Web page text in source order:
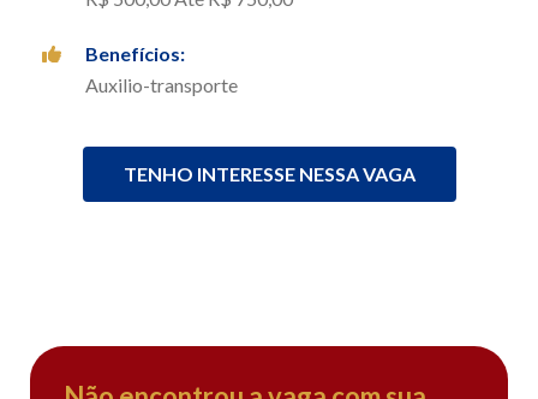
Benefícios:
Auxilio-transporte
TENHO INTERESSE NESSA VAGA